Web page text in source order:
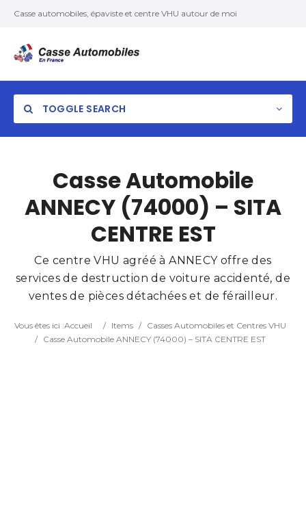
Casse automobiles, épaviste et centre VHU autour de moi
TOGGLE SEARCH
Search
Casse Automobile
ANNECY (74000) – SITA
CENTRE EST
Ce centre VHU agréé à ANNECY offre des
services de destruction de voiture accidenté, de
ventes de pièces détachées et de férailleur.
Vous êtes ici :Accueil / Items / Casses Automobiles et Centres VHU
/ Casse Automobile ANNECY (74000) – SITA CENTRE EST